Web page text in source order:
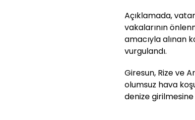
Açıklamada,
vakalarının
amacıyla alınan
vurgulandı.
Giresun, Rize ve
olumsuz hava
denize